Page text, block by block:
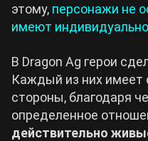
этому, персонажи не
имеют
В Dragon Ag герои
Каждый из них имеет
стороны, благодаря
определенное
действительно